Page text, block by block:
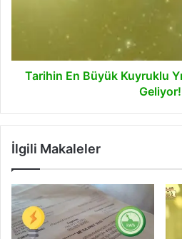
Tarihin En Büyük Kuyruklu
Geliyor!
İlgili Makaleler